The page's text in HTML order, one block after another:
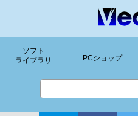
ソフト
ライブラリ
PCショップ